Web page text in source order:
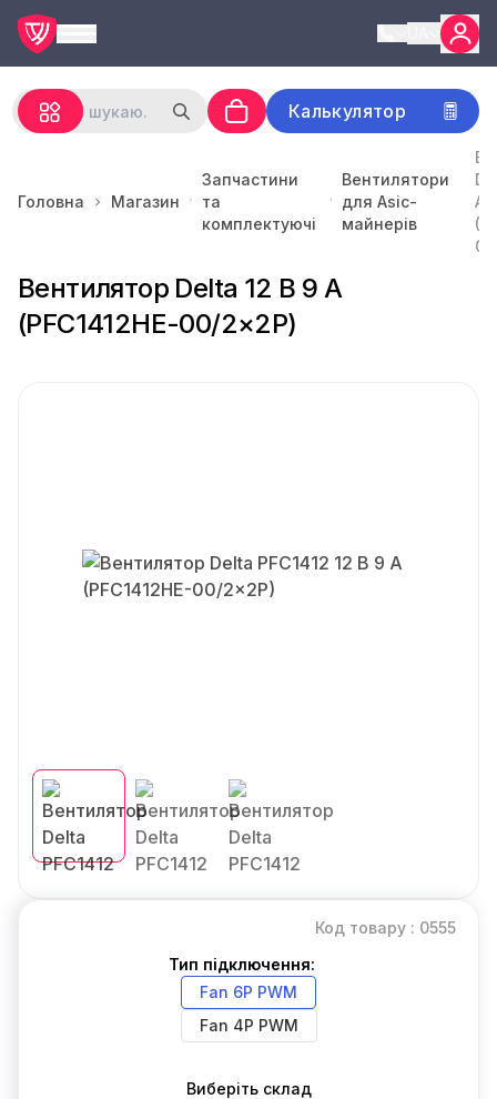
Калькулятор
Головна Магазин
Запчастини
та
комплектуючі
Вентилятори
для Asic-
майнерів
A
Вентилятор Delta 12 В 9 A
(PFC1412HE-00/2×2P)
Код товару : 0555
Тип підключення:
Fan 6P PWM
Fan 4P PWM
Виберіть склад